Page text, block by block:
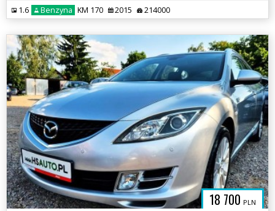
1.6 Benzyna KM 170 2015 214000
18 700 PLN